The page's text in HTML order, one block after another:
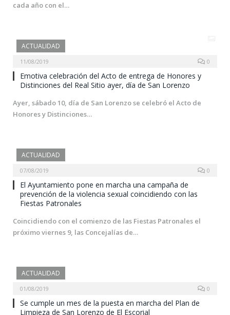
cada año con el…
ACTUALIDAD
11/08/2019 0
Emotiva celebración del Acto de entrega de Honores y
Distinciones del Real Sitio ayer, día de San Lorenzo
Ayer, sábado 10, día de San Lorenzo se celebró el Acto de
Honores y Distinciones…
ACTUALIDAD
07/08/2019 0
El Ayuntamiento pone en marcha una campaña de
prevención de la violencia sexual coincidiendo con las
Fiestas Patronales
Coincidiendo con el comienzo de las Fiestas Patronales el
próximo viernes 9, las Concejalías de…
ACTUALIDAD
01/08/2019 0
Se cumple un mes de la puesta en marcha del Plan de
Limpieza de San Lorenzo de El Escorial